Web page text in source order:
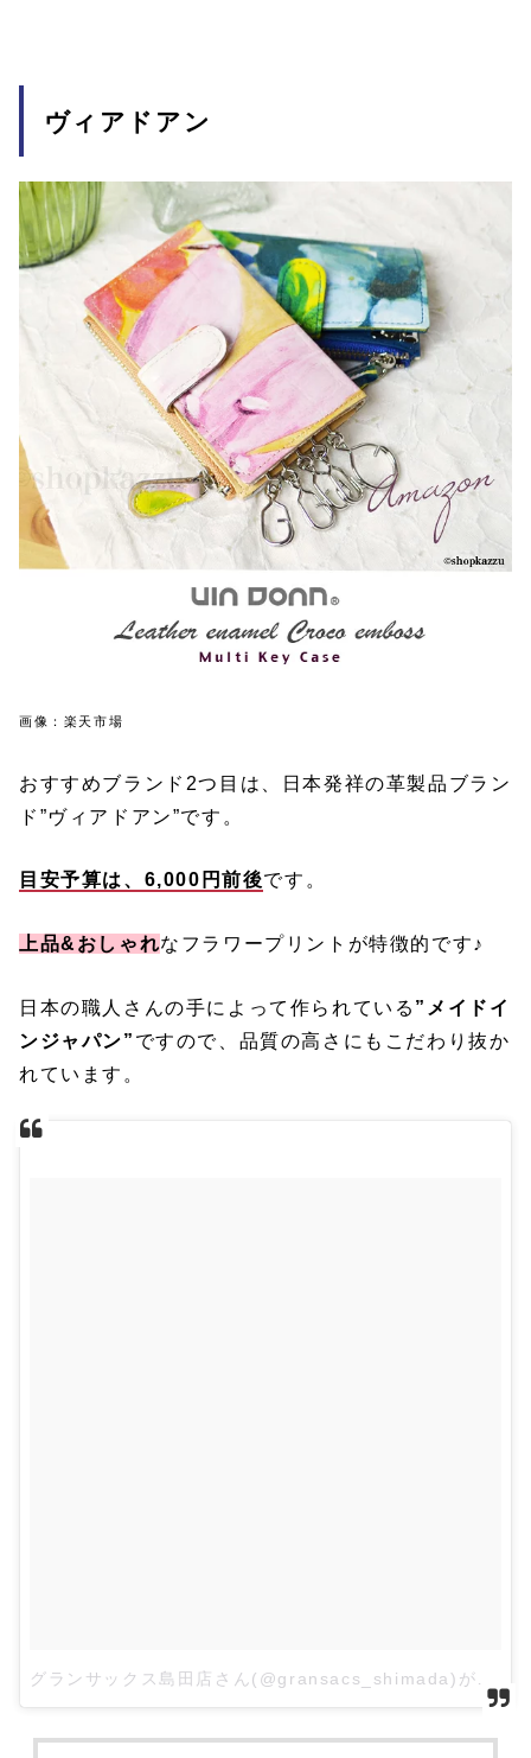
ヴィアドアン
画像：楽天市場
おすすめブランド2つ目は、日本発祥の革製品ブラン
ド”ヴィアドアン”です。
目安予算は、6,000円前後です。
上品&おしゃれなフラワープリントが特徴的です♪
日本の職人さんの手によって作られている ”メイドイ
ンジャパン” ですので、品質の高さにもこだわり抜か
れています。